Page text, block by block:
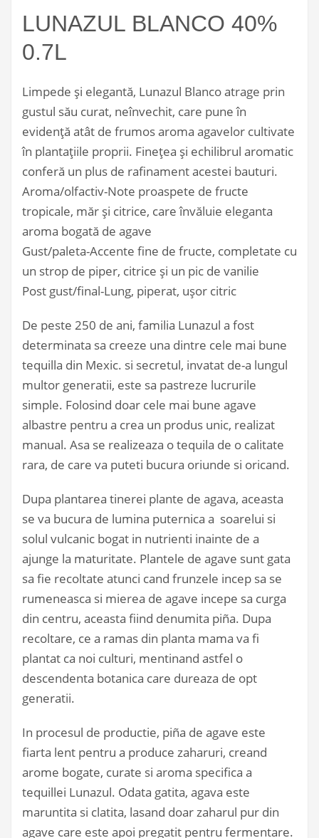
LUNAZUL BLANCO 40%
0.7L
Limpede și elegantă, Lunazul Blanco atrage prin
gustul său curat, neînvechit, care pune în
evidență atât de frumos aroma agavelor cultivate
în plantațiile proprii. Finețea și echilibrul aromatic
conferă un plus de rafinament acestei bauturi.
Aroma/olfactiv-Note proaspete de fructe
tropicale, măr și citrice, care învăluie eleganta
aroma bogată de agave
Gust/paleta-Accente fine de fructe, completate cu
un strop de piper, citrice și un pic de vanilie
Post gust/final-Lung, piperat, ușor citric
De peste 250 de ani, familia Lunazul a fost
determinata sa creeze una dintre cele mai bune
tequilla din Mexic. si secretul, invatat de-a lungul
multor generatii, este sa pastreze lucrurile
simple. Folosind doar cele mai bune agave
albastre pentru a crea un produs unic, realizat
manual. Asa se realizeaza o tequila de o calitate
rara, de care va puteti bucura oriunde si oricand.
Dupa plantarea tinerei plante de agava, aceasta
se va bucura de lumina puternica a soarelui si
solul vulcanic bogat in nutrienti inainte de a
ajunge la maturitate. Plantele de agave sunt gata
sa fie recoltate atunci cand frunzele incep sa se
rumeneasca si mierea de agave incepe sa curga
din centru, aceasta fiind denumita piña. Dupa
recoltare, ce a ramas din planta mama va fi
plantat ca noi culturi, mentinand astfel o
descendenta botanica care dureaza de opt
generatii.
In procesul de productie, piña de agave este
fiarta lent pentru a produce zaharuri, creand
arome bogate, curate si aroma specifica a
tequillei Lunazul. Odata gatita, agava este
maruntita si clatita, lasand doar zaharul pur din
agave care este apoi pregatit pentru fermentare.